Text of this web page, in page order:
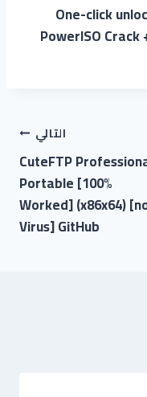
One-click
PowerISO
التالي
CuteFTP
Portable [100%
Worked] (x86x64)
Virus] GitHub